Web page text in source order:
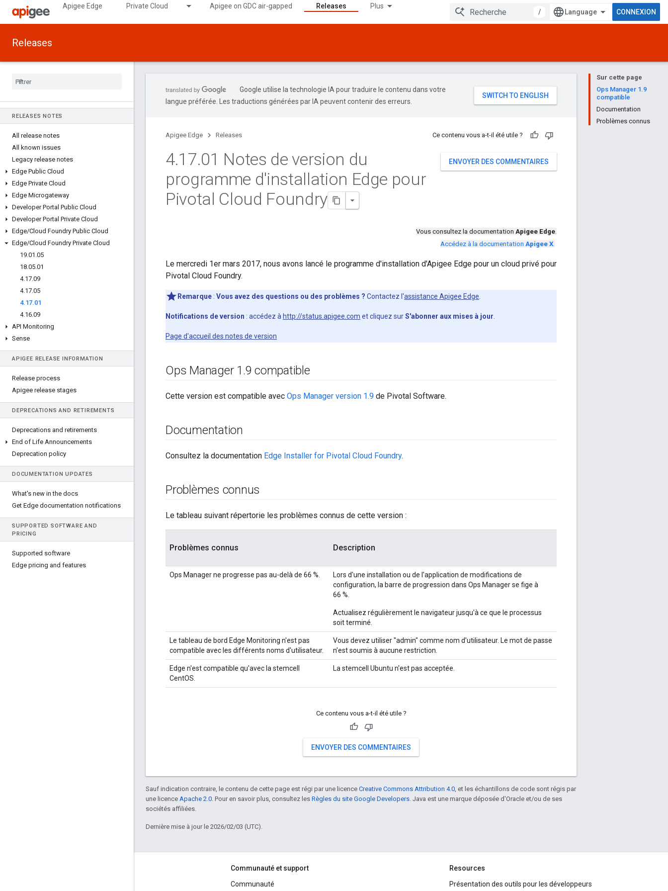
Apigee Edge Private Cloud Apigee on GDC air-gapped Releases Plus
/ CONNEXION
Releases
RELEASES NOTES
All release notes
All known issues
Legacy release notes
Edge Public Cloud
Edge Private Cloud
Edge Microgateway
Developer Portal Public Cloud
Developer Portal Private Cloud
Edge/Cloud Foundry Public Cloud
Edge/Cloud Foundry Private Cloud
19.01 .05
18.05.01
4.17.09
4.17.05
4.17.01
4.16.09
API Monitoring
Sense
APIGEE RELEASE INFORMATION
Release process
Apigee release stages
DEPRECATIONS AND RETIREMENTS
Deprecations and retirements
End of Life Announcements
Deprecation policy
DOCUMENTATION UPDATES
What's new in the docs
Get Edge documentation notifications
SUPPORTED SOFTWARE AND
PRICING
Supported software
Edge pricing and features
Sur cette page
Ops Manager 1.9
compatible
Documentation
Problèmes connus
Google utilise la technologie IA pour traduire le contenu dans votre
langue préférée. Les traductions générées par IA peuvent contenir des erreurs.
Apigee Edge Releases Ce contenu vous a-t-il été utile ?
ENVOYER DES COMMENTAIRES
4.17.01 Notes de version du
programme d'installation Edge pour
Pivotal Cloud Foundry
Vous consultez la documentation Apigee Edge.
Accédez à la documentation Apigee X.
Le mercredi 1er mars 2017, nous avons lancé le programme d'installation d'Apigee Edge pour un cloud privé pour
Pivotal Cloud Foundry.
Remarque : Vous avez des questions ou des problèmes ? Contactez l'assistance Apigee Edge
Notifications de version : accédez à http://status.apigee.com et cliquez surS'abonner aux mises à jour
Page d'accueil des notes de version
Ops Manager 1.9 compatible
Cette version est compatible avec Ops Manager version 1.9 de Pivotal Software.
Documentation
Consultez la documentation Edge Installer for Pivotal Cloud Foundry.
Problèmes connus
Le tableau suivant répertorie les problèmes connus de cette version :
Problèmes connus Description
Ops Manager ne progresse pas au-delà de 66 %.
Lors d'une installation ou de l'application de modifications de
configuration, la barre de progression dans Ops Manager se fige à
66 %.
Actualisez régulièrement le navigateur jusqu'à ce que le processus
soit terminé.
Le tableau de bord Edge Monitoring n'est pas
compatible avec les différents noms d'utilisateur.
Vous devez utiliser "admin" comme nom d'utilisateur. Le mot de passe
n'est soumis à aucune restriction.
Edge n'est compatible qu'avec la stemcell
CentOS.
La stemcell Ubuntu n'est pas acceptée.
Ce contenu vous a-t-il été utile ?
ENVOYER DES COMMENTAIRES
Sauf indication contraire, le contenu de cette page est régi par une licence Creative Commons Attribution 4.0, et les échantillons de code sont régis par
une licence Apache 2.0. Pour en savoir plus, consultez les Règles du site Google Developers. Java est une marque déposée d'Oracle et/ou de ses
sociétés affiliées.
Dernière mise à jour le 2026/02/03 (UTC).
Communauté et support
Communauté
Resources
Présentation des outils pour les développeurs